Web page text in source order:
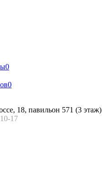
0
0
18, павильон 571 (3 этаж)
17